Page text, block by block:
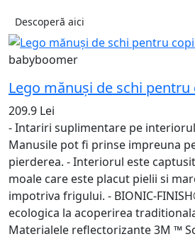
Descoperă aici
babyboomer
Lego mănuși de schi pentru
209.9 Lei
- Intariri suplimentare pe
Manusile pot fi prinse impreuna
pierderea. - Interiorul este
moale care este placut pielii si
impotriva frigului. - BIONIC-
ecologica la acoperirea
Materialele reflectorizante 3M ™